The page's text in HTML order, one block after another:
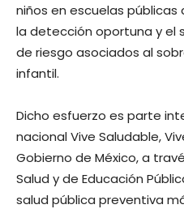
niños en escuelas
la detección oportuna y el
de riesgo asociados al
infantil.
Dicho esfuerzo es parte
nacional Vive Saludable,
Gobierno de México, a
Salud y de Educación
salud pública preventiva